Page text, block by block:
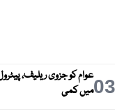
03عوام کو جزوی ریلیف،
میں کمی